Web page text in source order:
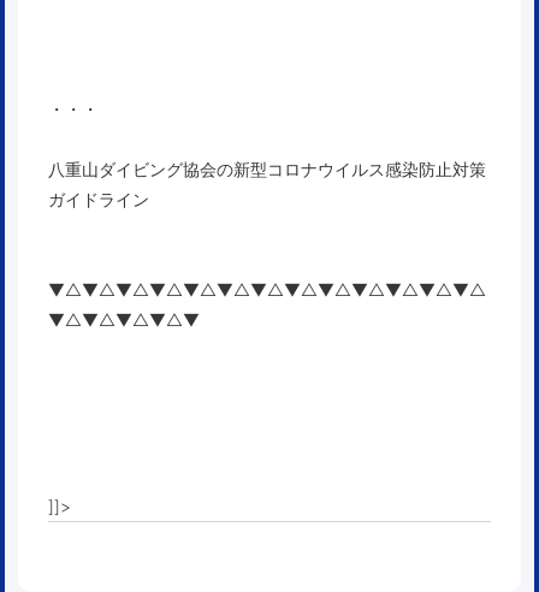
・・・
八重山ダイビング協会の新型コロナウイルス感染防止対策
ガイドライン
▼△▼△▼△▼△▼△▼△▼△▼△▼△▼△▼△▼△▼△
▼△▼△▼△▼△▼
]]>